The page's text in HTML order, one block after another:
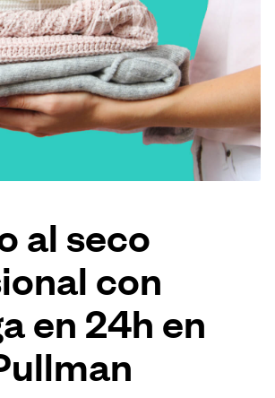
empresas
ES
al seco
con
en 24h en